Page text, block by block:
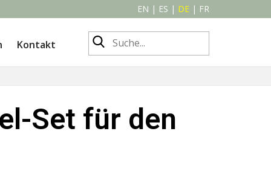
EN | ES | DE | FR
Kontakt
Set für den